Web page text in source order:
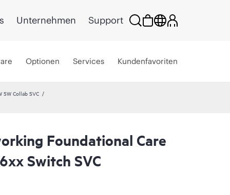
Unternehmen Support
Optionen Services Kundenfavoriten
Collab SVC
Foundational Care
Switch SVC